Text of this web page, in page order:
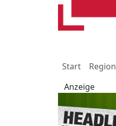
Start
Anzeige